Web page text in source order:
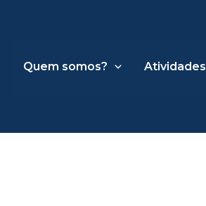
Quem somos?
Atividades